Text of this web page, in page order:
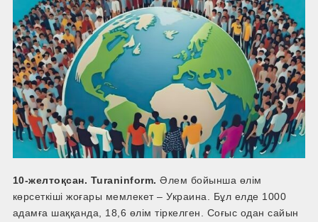
10-желтоқсан. Turaninform. Әлем бойынша өлім
көрсеткіші жоғары мемлекет – Украина. Бұл елде 1000
адамға шаққанда, 18,6 өлім тіркелген. Соғыс одан сайын